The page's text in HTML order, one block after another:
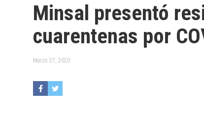
Minsal presentó
cuarentenas por
Marzo 27, 2020